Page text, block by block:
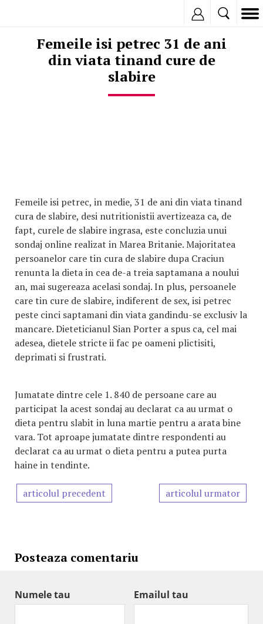
Femeile isi petrec 31 de ani
din viata tinand cure de
slabire
Femeile isi petrec, in medie, 31 de ani din viata tinand
cura de slabire, desi nutritionistii avertizeaza ca, de
fapt, curele de slabire ingrasa, este concluzia unui
sondaj online realizat in Marea Britanie. Majoritatea
persoanelor care tin cura de slabire dupa Craciun
renunta la dieta in cea de-a treia saptamana a noului
an, mai sugereaza acelasi sondaj. In plus, persoanele
care tin cure de slabire, indiferent de sex, isi petrec
peste cinci saptamani din viata gandindu-se exclusiv la
mancare. Dieteticianul Sian Porter a spus ca, cel mai
adesea, dietele stricte ii fac pe oameni plictisiti,
deprimati si frustrati.
Jumatate dintre cele 1. 840 de persoane care au
participat la acest sondaj au declarat ca au urmat o
dieta pentru slabit in luna martie pentru a arata bine
vara. Tot aproape jumatate dintre respondenti au
declarat ca au urmat o dieta pentru a putea purta
haine in tendinte.
articolul precedent articolul urmator
Posteaza comentariu
Numele tau Emailul tau